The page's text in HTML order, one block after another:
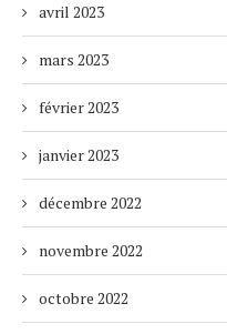
avril 2023
mars 2023
février 2023
janvier 2023
décembre 2022
novembre 2022
octobre 2022